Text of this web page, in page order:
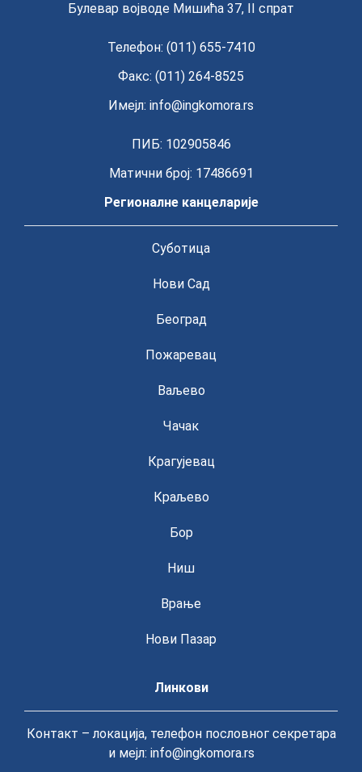
Булевар војводе Мишића 37, II спрат
Телефон: (011) 655-7410
Факс: (011) 264-8525
Имејл: info@ingkomora.rs
ПИБ: 102905846
Матични број: 17486691
Регионалне канцеларије
Суботица
Нови Сад
Београд
Пожаревац
Ваљево
Чачак
Крагујевац
Краљево
Бор
Ниш
Врање
Нови Пазар
Линкови
Контакт – локација, телефон пословног секретара
и мејл: info@ingkomora.rs